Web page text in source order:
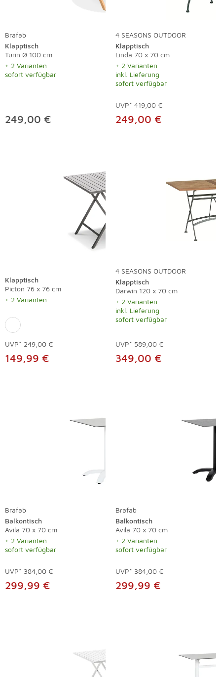
Brafab
Klapptisch
Turin Ø 100 cm
+ 2 Varianten
sofort verfügbar
249,00 €
4 SEASONS OUTDOOR
Klapptisch
Linda 70 x 70 cm
+ 2 Varianten
inkl. Lieferung
sofort verfügbar
UVP* 419,00 €
249,00 €
Klapptisch
Picton 76 x 76 cm
+ 2 Varianten
UVP* 249,00 €
149,99 €
4 SEASONS OUTDOOR
Klapptisch
Darwin 120 x 70 cm
+ 2 Varianten
inkl. Lieferung
sofort verfügbar
UVP* 589,00 €
349,00 €
Brafab
Balkontisch
Avila 70 x 70 cm
+ 2 Varianten
sofort verfügbar
UVP* 384,00 €
299,99 €
Brafab
Balkontisch
Avila 70 x 70 cm
+ 2 Varianten
sofort verfügbar
UVP* 384,00 €
299,99 €